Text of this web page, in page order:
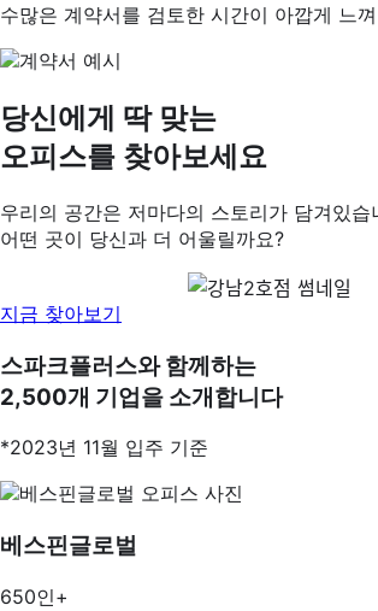
수많은 계약서를 검토한 시간이 아깝게 느
당신에게 딱 맞는
오피스를 찾아보세요
우리의 공간은 저마다의 스토리가 담겨있습
어떤 곳이 당신과 더 어울릴까요?
지금 찾아보기
스파크플러스와 함께하는
2,500개 기업을 소개합니다
*2023년 11월 입주 기준
베스핀글로벌
650인+